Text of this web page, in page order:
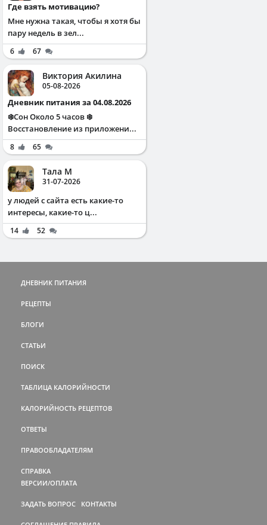
Где взять мотивацию?
Мне нужна такая, чтобы я хотя бы
пару недель в зел...
6 67
Виктория Акилина
05-08-2026
Дневник питания за 04.08.2026
❄️Сон Около 5 часов ❄️
Восстановление из приложени...
8 65
Тала М
31-07-2026
у людей с сайта есть какие-то
интересы, какие-то ц...
14 52
ДНЕВНИК ПИТАНИЯ
РЕЦЕПТЫ
БЛОГИ
СТАТЬИ
ПОИСК
ТАБЛИЦА КАЛОРИЙНОСТИ
КАЛОРИЙНОСТЬ РЕЦЕПТОВ
ОТВЕТЫ
ПРАВООБЛАДАТЕЛЯМ
СПРАВКА
ВЕРСИИ/ОПЛАТА
ЗАДАТЬ ВОПРОС КОНТАКТЫ